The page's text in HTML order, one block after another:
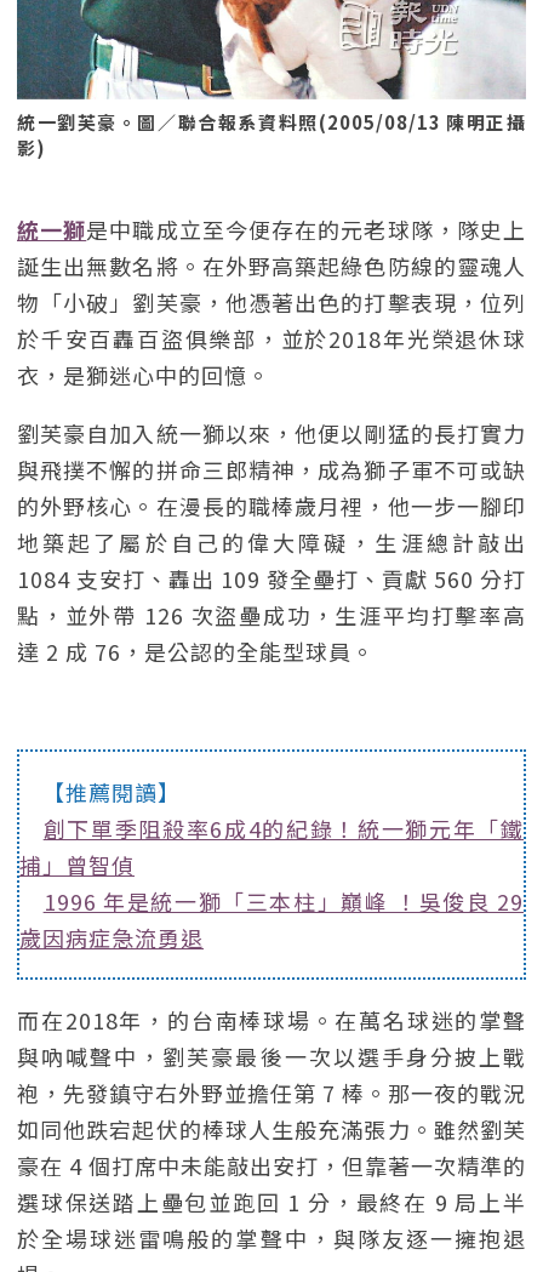
統一劉芙豪。圖／聯合報系資料照(2005/08/13 陳明正攝
影)
統一獅是中職成立至今便存在的元老球隊，隊史上
誕生出無數名將。在外野高築起綠色防線的靈魂人
物「小破」劉芙豪，他憑著出色的打擊表現，位列
於千安百轟百盜俱樂部，並於2018年光榮退休球
衣，是獅迷心中的回憶。
劉芙豪自加入統一獅以來，他便以剛猛的長打實力
與飛撲不懈的拼命三郎精神，成為獅子軍不可或缺
的外野核心。在漫長的職棒歲月裡，他一步一腳印
地築起了屬於自己的偉大障礙，生涯總計敲出
1084 支安打、轟出 109 發全壘打、貢獻 560 分打
點，並外帶 126 次盜壘成功，生涯平均打擊率高
達 2 成 76，是公認的全能型球員。
【推薦閱讀】
創下單季阻殺率6成4的紀錄！統一獅元年「鐵
捕」曾智偵
1996 年是統一獅「三本柱」巔峰 ！吳俊良 29
歲因病症急流勇退
而在2018年，的台南棒球場。在萬名球迷的掌聲
與吶喊聲中，劉芙豪最後一次以選手身分披上戰
袍，先發鎮守右外野並擔任第 7 棒。那一夜的戰況
如同他跌宕起伏的棒球人生般充滿張力。雖然劉芙
豪在 4 個打席中未能敲出安打，但靠著一次精準的
選球保送踏上壘包並跑回 1 分，最終在 9 局上半
於全場球迷雷鳴般的掌聲中，與隊友逐一擁抱退